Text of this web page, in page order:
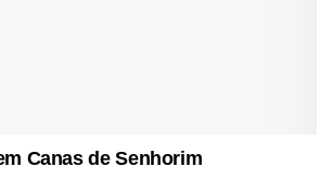
Canas de Senhorim